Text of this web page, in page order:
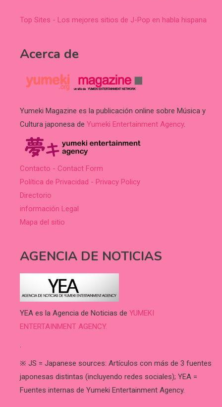
Top Sites - Los mejores sitios de J-Pop en habla hispana
Acerca de
Yumeki Magazine es la publicación online sobre Música y
Cultura japonesa de Yumeki Entertainment Agency.
Contacto - Contact Form
Política de Privacidad - Privacy Policy
Directorio
información Legal
Mapa del sitio
AGENCIA DE NOTICIAS
YEA es la Agencia de Noticias de YUMEKI
ENTERTAINMENT AGENCY.
.
※ JS = Japanese sources: Artículos con más de 3 fuentes
japonesas distintas (incluyendo redes sociales); YEA =
Fuentes internas de Yumeki Entertainment Agency.